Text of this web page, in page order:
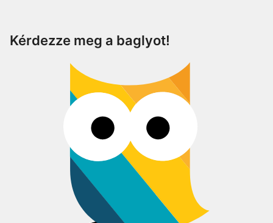
Kérdezze meg a baglyot!